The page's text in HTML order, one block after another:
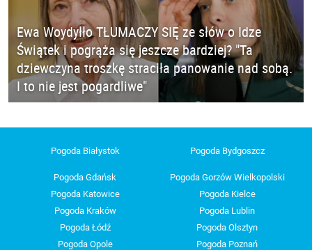
Ewa Woydyłło TŁUMACZY SIĘ ze słów o Idze
Świątek i pogrąża się jeszcze bardziej? "Ta
dziewczyna troszkę straciła panowanie nad sobą.
I to nie jest pogardliwe"
Pogoda Białystok Pogoda Bydgoszcz
Pogoda Gdańsk
Pogoda Gorzów Wielkopolski
Pogoda Katowice
Pogoda Kielce
Pogoda Kraków
Pogoda Lublin
Pogoda Łódź
Pogoda Olsztyn
Pogoda Opole
Pogoda Poznań